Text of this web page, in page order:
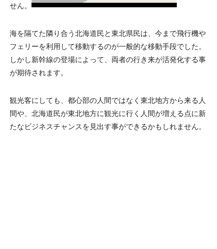
せん。
海を隔てた隣り合う北海道民と東北県民は、今まで飛行機や
フェリーを利用して移動するのが一般的な移動手段でした。
しかし新幹線の登場によって、両者の行き来が活発化する事
が期待されます。
観光客にしても、都心部の人間ではなく東北地方から来る人
間や、北海道民が東北地方に観光に行く人間が増える点に新
たなビジネスチャンスを見出す事ができるかもしれません。